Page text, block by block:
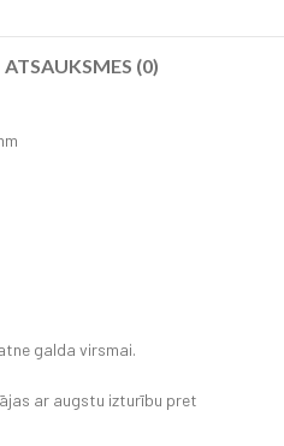
ATSAUKSMES (0)
galda virsmai.
ar augstu izturību pret